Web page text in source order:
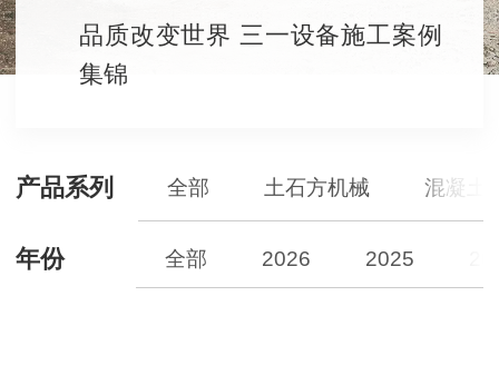
品质改变世界 三一设备施工案例
集锦
产品系列 全部 土石方机械 混凝土
年份 全部 2026 2025